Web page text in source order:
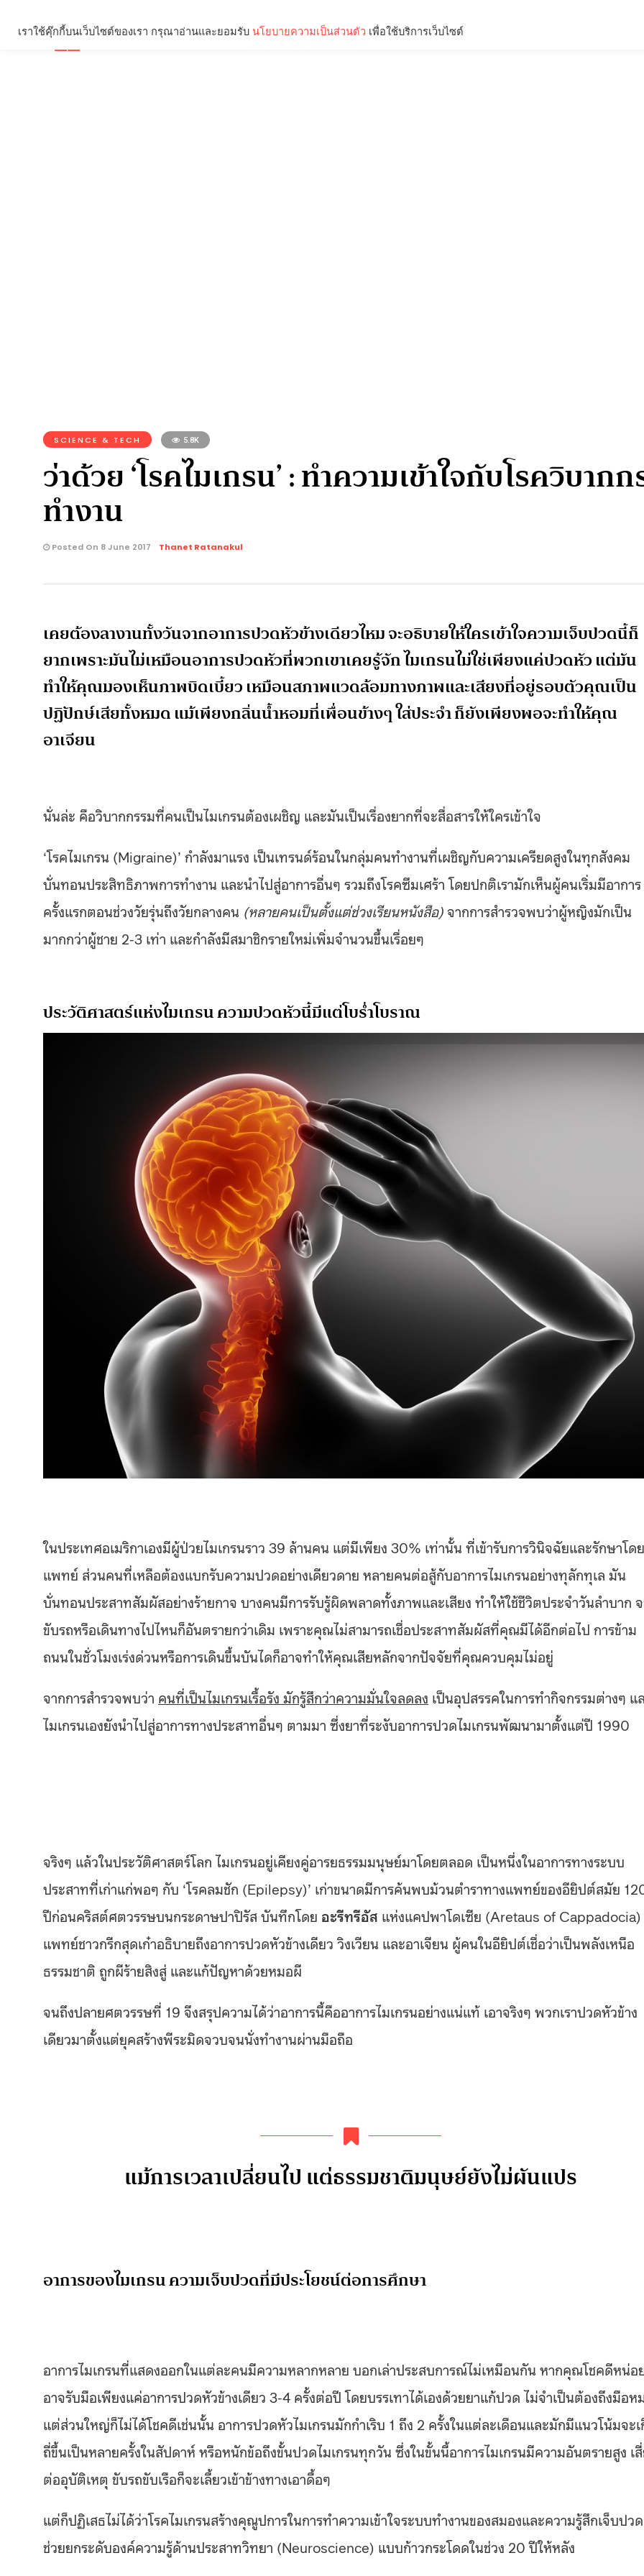
SCIENCE & TECH 5.8K
ว่าด้วย ‘โรคไมเกรน’ : ทำความเข้าใจกับโรควิบา
ทำงาน
Posted On 8 June 2017 Thanet Ratanakul
เคยต้องลางานทั้งวันจากอาการปวดหัวข้างเดียวไหม จะอธิบายให้ใครเข้าใจความเจ็บปวดนี้ก็
ยากเพราะมันไม่เหมือนอาการปวดหัวที่พวกเขาเคยรู้จัก ไมเกรนไม่ใช่เพียงแค่ปวดหัว แต่มัน
ทำให้คุณมองเห็นภาพบิดเบี้ยว เหมือนสภาพแวดล้อมทางภาพและเสียงที่อยู่รอบตัวคุณเป็น
ปฏิปักษ์เสียทั้งหมด แม้เพียงกลิ่นน้ำหอมที่เพื่อนข้างๆ ใส่ประจำ ก็ยังเพียงพอจะทำให้คุณ
อาเจียน
นั่นล่ะ คือวิบากกรรมที่คนเป็นไมเกรนต้องเผชิญ และมันเป็นเรื่องยากที่จะสื่อสารให้ใครเข้าใจ
‘โรคไมเกรน (Migraine)’ กำลังมาแรง เป็นเทรนด์ร้อนในกลุ่มคนทำงานที่เผชิญกับความเครียดสูงในทุกสังคม
บั่นทอนประสิทธิภาพการทำงาน และนำไปสู่อาการอื่นๆ รวมถึงโรคซึมเศร้า โดยปกติเรามักเห็นผู้คนเริ่มมีอาการ
ครั้งแรกตอนช่วงวัยรุ่นถึงวัยกลางคน (หลายคนเป็นตั้งแต่ช่วงเรียนหนังสือ)จากการสำรวจพบว่าผู้หญิงมักเป็น
มากกว่าผู้ชาย 2-3 เท่า และกำลังมีสมาชิกรายใหม่เพิ่มจำนวนขึ้นเรื่อยๆ
ประวัติศาสตร์แห่งไมเกรน ความปวดหัวนี้มีแต่โบร่ำโบราณ
ในประเทศอเมริกาเองมีผู้ป่วยไมเกรนราว 39 ล้านคน แต่มีเพียง 30% เท่านั้น ที่เข้ารับการวินิจฉัยและรักษาโดย
แพทย์ ส่วนคนที่เหลือต้องแบกรับความปวดอย่างเดียวดาย หลายคนต่อสู้กับอาการไมเกรนอย่างทุลักทุเล มัน
บั่นทอนประสาทสัมผัสอย่างร้ายกาจ บางคนมีการรับรู้ผิดพลาดทั้งภาพและเสียง ทำให้ใช้ชีวิตประจำวันลำบาก
ขับรถหรือเดินทางไปไหนก็อันตรายกว่าเดิม เพราะคุณไม่สามารถเชื่อประสาทสัมผัสที่คุณมีได้อีกต่อไป การข้าม
ถนนในชั่วโมงเร่งด่วนหรือการเดินขึ้นบันไดก็อาจทำให้คุณเสียหลักจากปัจจัยที่คุณควบคุมไม่อยู่
จากการสำรวจพบว่า คนที่เป็นไมเกรนเรื้อรัง มักรู้สึกว่าความมั่นใจลดลง เป็นอุปสรรคในการทำกิจกรรมต่างๆ แ
ไมเกรนเองยังนำไปสู่อาการทางประสาทอื่นๆ ตามมา ซึ่งยาที่ระงับอาการปวดไมเกรนพัฒนามาตั้งแต่ปี 1990
จริงๆ แล้วในประวัติศาสตร์โลก ไมเกรนอยู่เคียงคู่อารยธรรมมนุษย์มาโดยตลอด เป็นหนึ่งในอาการทางระบบ
ประสาทที่เก่าแก่พอๆ กับ ‘โรคลมชัก (Epilepsy)’ เก่าขนาดมีการค้นพบม้วนตำราทางแพทย์ของอียิปต์สมัย
ปีก่อนคริสต์ศตวรรษบนกระดาษปาปิรัส บันทึกโดย อะรีทรีอัส แห่งแคปพาโดเซีย (Aretaus of Cappadocia)
แพทย์ชาวกรีกสุดเก๋าอธิบายถึงอาการปวดหัวข้างเดียว วิงเวียน และอาเจียน ผู้คนในอียิปต์เชื่อว่าเป็นพลังเหนือ
ธรรมชาติ ถูกผีร้ายสิงสู่ และแก้ปัญหาด้วยหมอผี
จนถึงปลายศตวรรษที่ 19 จึงสรุปความได้ว่าอาการนี้คืออาการไมเกรนอย่างแน่แท้ เอาจริงๆ พวกเราปวดหัวข้าง
เดียวมาตั้งแต่ยุคสร้างพีระมิดจวบจนนั่งทำงานผ่านมือถือ
แม้การเวลาเปลี่ยนไป แต่ธรรมชาติมนุษย์ยังไม่ผันแปร
อาการของไมเกรน ความเจ็บปวดที่มีประโยชน์ต่อการศึกษา
อาการไมเกรนที่แสดงออกในแต่ละคนมีความหลากหลาย บอกเล่าประสบการณ์ไม่เหมือนกัน หากคุณโชคดีหน่อ
อาจรับมือเพียงแค่อาการปวดหัวข้างเดียว 3-4 ครั้งต่อปี โดยบรรเทาได้เองด้วยยาแก้ปวด ไม่จำเป็นต้องถึงมือห
แต่ส่วนใหญ่ก็ไม่ได้โชคดีเช่นนั้น อาการปวดหัวไมเกรนมักกำเริบ 1 ถึง 2 ครั้งในแต่ละเดือนและมักมีแนวโน้มจะ
ถี่ขึ้นเป็นหลายครั้งในสัปดาห์ หรือหนักข้อถึงขั้นปวดไมเกรนทุกวัน ซึ่งในขั้นนี้อาการไมเกรนมีความอันตรายสูง เ
ต่ออุบัติเหตุ ขับรถขับเรือก็จะเลี้ยวเข้าข้างทางเอาดื้อๆ
แต่ก็ปฏิเสธไม่ได้ว่าโรคไมเกรนสร้างคุณูปการในการทำความเข้าใจระบบทำงานของสมองและความรู้สึกเจ็บปวด
ช่วยยกระดับองค์ความรู้ด้านประสาทวิทยา (Neuroscience) แบบก้าวกระโดดในช่วง 20 ปีให้หลัง
เราใช้คุ๊กกี้บนเว็บไซต์ของเรา กรุณาอ่านและยอมรับ นโยบายความเป็นส่วนตัว เพื่อใช้บริการเว็บไซต์